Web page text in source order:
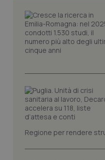
Regione per rendere